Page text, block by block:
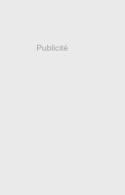
Publicité